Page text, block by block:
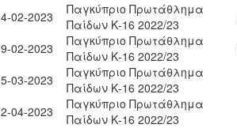
02-2023
Παγκύπριο Πρωτάθλημα
Παίδων Κ-16 2022/23
02-2023
Παγκύπριο Πρωτάθλημα
Παίδων Κ-16 2022/23
03-2023
Παγκύπριο Πρωτάθλημα
Παίδων Κ-16 2022/23
04-2023
Παγκύπριο Πρωτάθλημα
Παίδων Κ-16 2022/23